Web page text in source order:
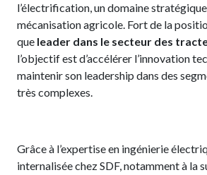
l’électrification, un domaine
mécanisation agricole. Fort de la
que leader dans le secteur des
l’objectif est d’accélérer l’innovation
maintenir son leadership dans des
très complexes.
Grâce à l’expertise en ingénierie
internalisée chez SDF, notamment à la